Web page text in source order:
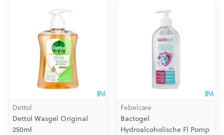
Dettol
Dettol Wasgel Original
250ml
Febelcare
Bactogel
Hydroalcoholische Fl Pomp